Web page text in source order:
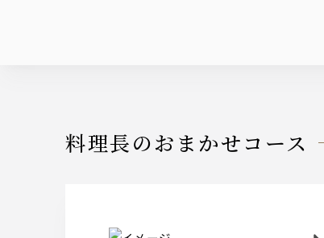
料理長のおまかせコース